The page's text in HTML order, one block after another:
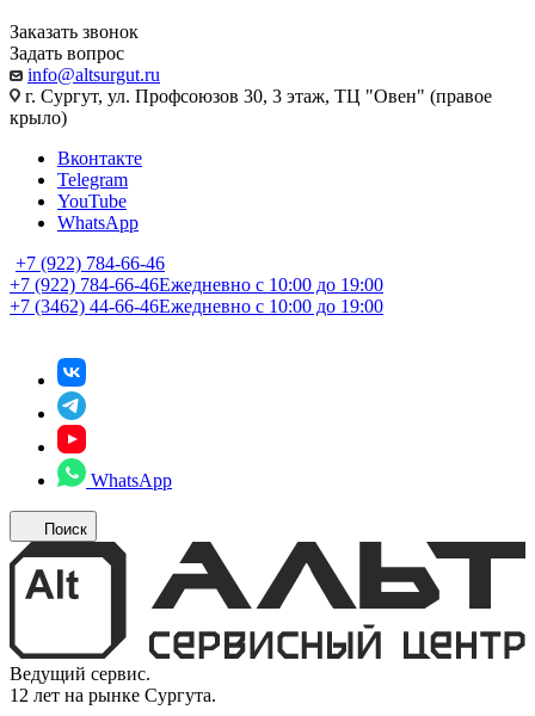
Заказать звонок
Задать вопрос
info@altsurgut.ru
г. Сургут, ул. Профсоюзов 30, 3 этаж, ТЦ "Овен" (правое
крыло)
Вконтакте
Telegram
YouTube
WhatsApp
+7 (922) 784-66-46
+7 (922) 784-66-46Ежедневно с 10:00 до 19:00
+7 (3462) 44-66-46Ежедневно с 10:00 до 19:00
WhatsApp
Поиск
Ведущий сервис.
12 лет на рынке Сургута.